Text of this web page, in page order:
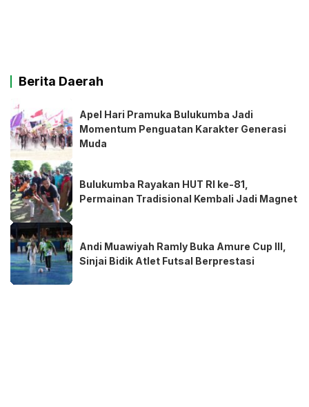
Berita Daerah
Apel Hari Pramuka Bulukumba Jadi
Momentum Penguatan Karakter Generasi
Muda
Bulukumba Rayakan HUT RI ke-81,
Permainan Tradisional Kembali Jadi Magnet
Andi Muawiyah Ramly Buka Amure Cup III,
Sinjai Bidik Atlet Futsal Berprestasi